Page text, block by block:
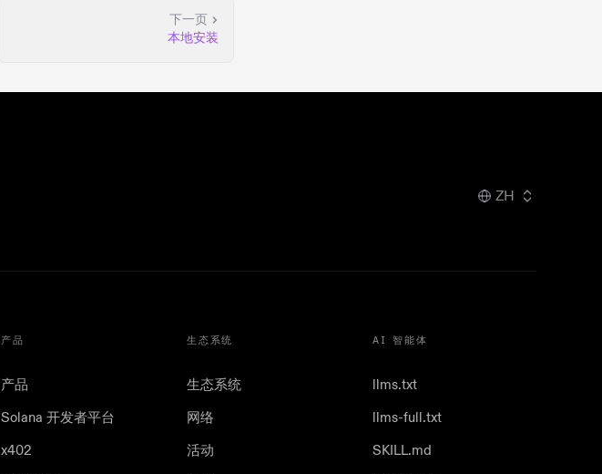
下一页
本地安装
ZH
产品
产品
Solana 开发者平台
x402
生态系统
生态系统
网络
活动
AI 智能体
llms.txt
llms-full.txt
SKILL.md